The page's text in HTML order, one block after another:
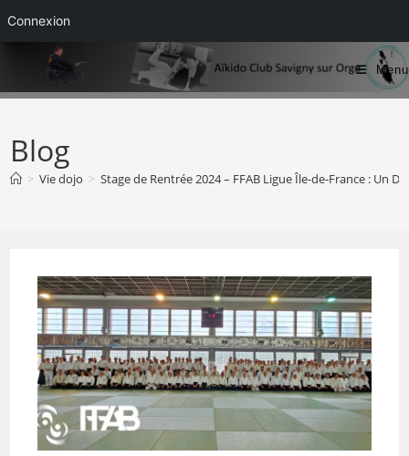
Connexion
content
Menu
Blog
> Vie dojo > Stage de Rentrée 2024 – FFAB Ligue Île-de-France : Un